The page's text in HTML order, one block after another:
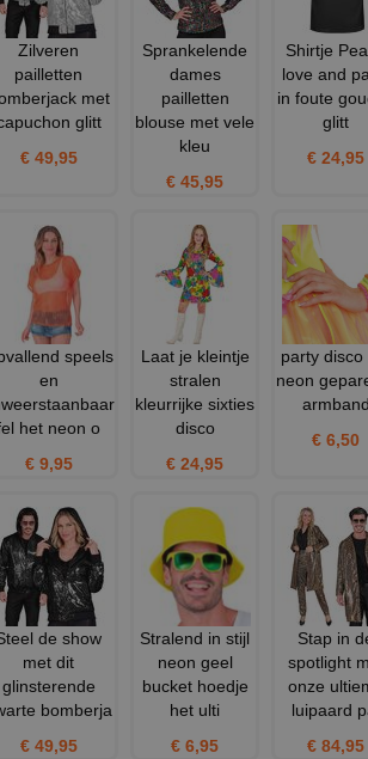
Zilveren
pailletten
met
glitt
€ 49,95
Sprankelende
dames
pailletten
blouse met vele
kleu
€ 45,95
Shirtje
love and
in foute
glitt
€ 24,95
speels
en
het neon o
€ 9,95
Laat je kleintje
stralen
kleurrijke sixties
disco
€ 24,95
party disco
neon
€ 6,50
de show
met dit
glinsterende
bomberja
€ 49,95
Stralend in stijl
neon geel
bucket hoedje
het ulti
€ 6,95
Stap in
spotlight
onze
luipaard
€ 84,95